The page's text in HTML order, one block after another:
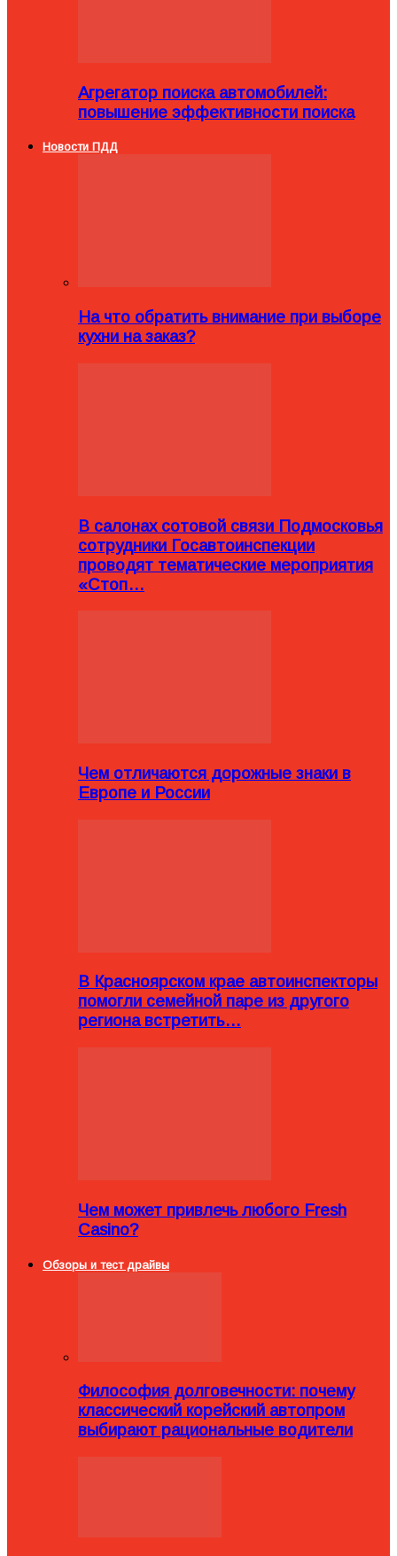
Агрегатор поиска автомобилей:
повышение эффективности поиска
Новости ПДД
На что обратить внимание при выборе
кухни на заказ?
В салонах сотовой связи Подмосковья
сотрудники Госавтоинспекции
проводят тематические мероприятия
«Стоп…
Чем отличаются дорожные знаки в
Европе и России
В Красноярском крае автоинспекторы
помогли семейной паре из другого
региона встретить…
Чем может привлечь любого Fresh
Casino?
Обзоры и тест драйвы
Философия долговечности: почему
классический корейский автопром
выбирают рациональные водители